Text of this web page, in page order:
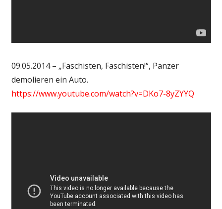
09.05.2014 – „Faschisten, Faschisten!“, Panzer
demolieren ein Auto.
https://www.youtube.com/watch?v=DKo7-8yZYYQ